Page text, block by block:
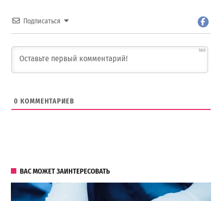
Подписаться
500
0 КОММЕНТАРИЕВ
ВАС МОЖЕТ ЗАИНТЕРЕСОВАТЬ